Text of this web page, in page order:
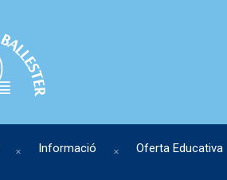
Informació Oferta Educativa